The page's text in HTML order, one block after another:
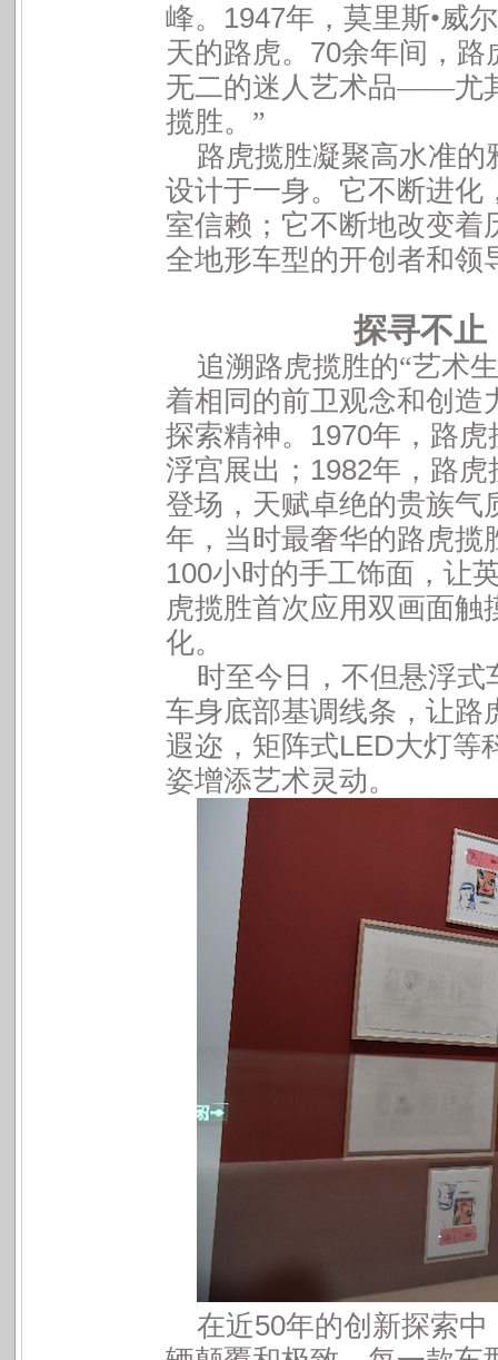
峰。 1947年，莫里斯•威
天的路虎。 70余年间，路
无二的迷人艺术品——尤
揽胜。 ”
路虎揽胜凝聚高水准
设计于一身。它不断进化
室信赖；它不断地改变着
全地形车型的开创者和领
探寻不止
追溯路虎揽胜的“艺术
着相同的前卫观念和创造
探索精神。 1970年，路虎
浮宫展出； 1982年，路虎
登场，天赋卓绝的贵族气
年，当时最奢华的路虎揽
100小时的手工饰面，让
虎揽胜首次应用双画面
化。
时至今日，不但悬浮
车身底部基调线条，让路
遐迩，矩阵式LED大灯等
姿增添艺术灵动。
在近50年的创新探索